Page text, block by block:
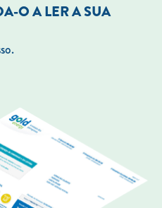
O A LER A SUA